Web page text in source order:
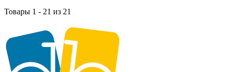
Товары 1 - 21 из 21